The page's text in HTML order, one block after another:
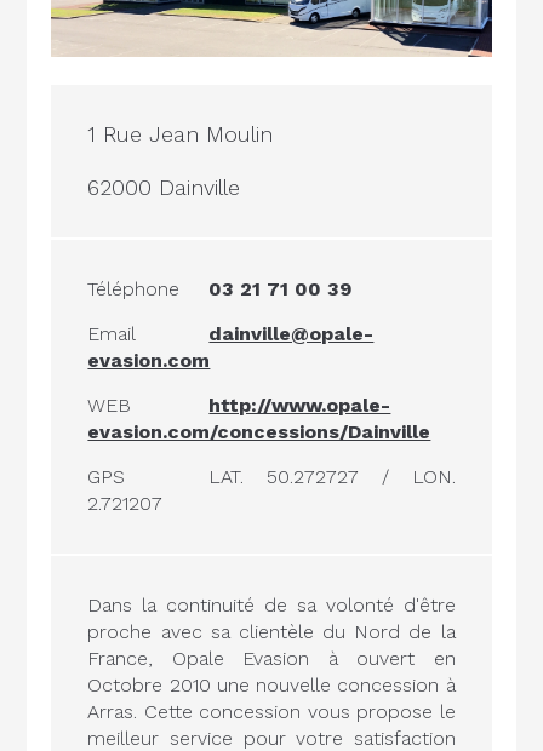
1 Rue Jean Moulin
62000 Dainville
Téléphone
03 21 71 00 39
Email
dainville@opale-
evasion.com
WEB
http://www.opale-
evasion.com/concessions/Dainville
GPS
LAT. 50.272727 / LON.
2.721207
Dans la continuité de sa volonté d'être
proche avec sa clientèle du Nord de la
France, Opale Evasion à ouvert en
Octobre 2010 une nouvelle concession à
Arras. Cette concession vous propose le
meilleur service pour votre satisfaction